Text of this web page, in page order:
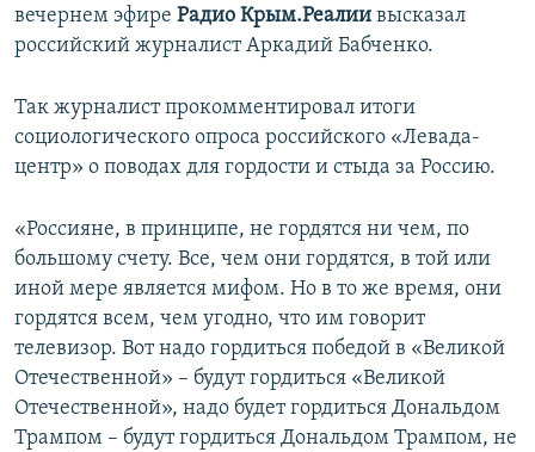
вечернем эфире Радио Крым.Реалии высказал
российский журналист Аркадий Бабченко.
Так журналист прокомментировал итоги
социологического опроса российского «Левада-
центр» о поводах для гордости и стыда за Россию.
«Россияне, в принципе, не гордятся ни чем, по
большому счету. Все, чем они гордятся, в той или
иной мере является мифом. Но в то же время, они
гордятся всем, чем угодно, что им говорит
телевизор. Вот надо гордиться победой в «Великой
Отечественной» – будут гордиться «Великой
Отечественной», надо будет гордиться Дональдом
Трампом – будут гордиться Дональдом Трампом, не